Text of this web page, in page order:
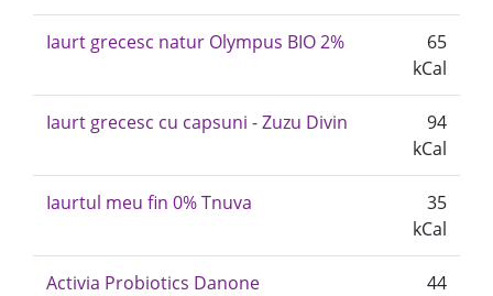
Iaurt grecesc natur Olympus BIO 2%
65
kCal
Iaurt grecesc cu capsuni - Zuzu Divin
94
kCal
Iaurtul meu fin 0% Tnuva
35
kCal
Activia Probiotics Danone
44